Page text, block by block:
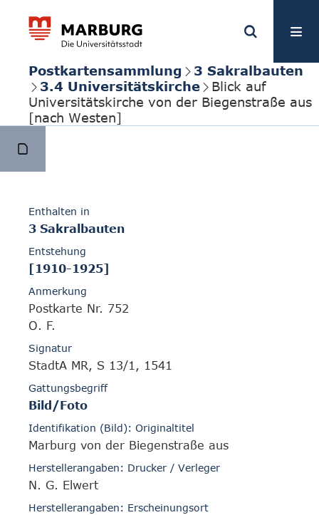
Postkartensammlung
3 Sakralbauten
3.4 Universitätskirche
Blick auf
Universitätskirche von der Biegenstraße aus
[nach Westen]
Enthalten in
3 Sakralbauten
Entstehung
[1910-1925]
Anmerkung
Postkarte Nr. 752
O. F.
Signatur
StadtA MR, S 13/1, 1541
Gattungsbegriff
Bild/Foto
Identifikation (Bild): Originaltitel
Marburg von der Biegenstraße aus
Herstellerangaben: Drucker / Verleger
N. G. Elwert
Herstellerangaben: Erscheinungsort